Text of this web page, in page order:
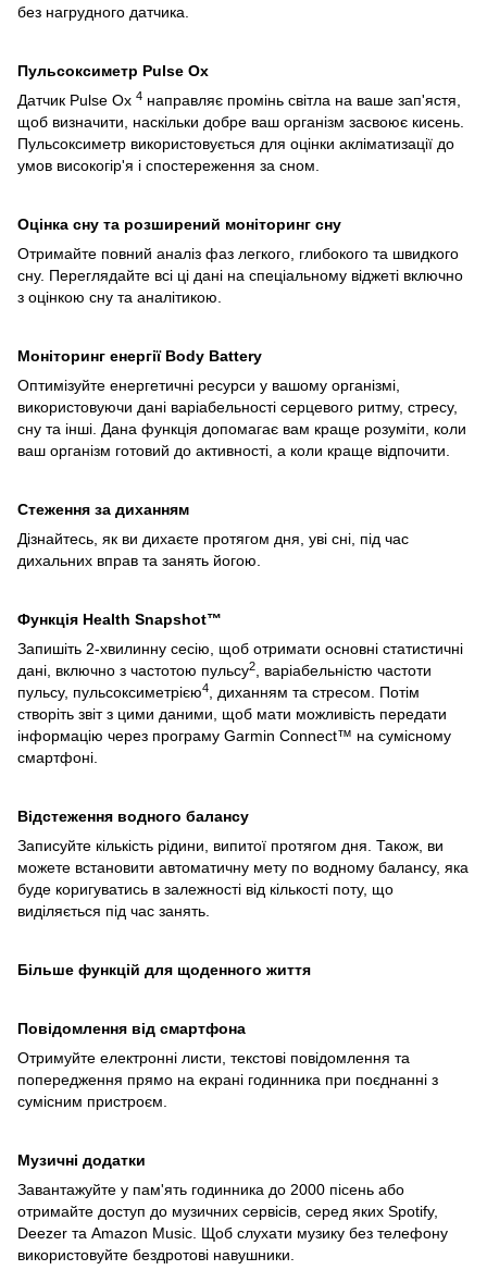
без нагрудного датчика.
Пульсоксиметр Pulse Ox
Датчик Pulse Ox 4 направляє промінь світла на ваше зап'ястя,
щоб визначити, наскільки добре ваш організм засвоює кисень.
Пульсоксиметр використовується для оцінки акліматизації до
умов високогір'я і спостереження за сном.
Оцінка сну та розширений моніторинг сну
Отримайте повний аналіз фаз легкого, глибокого та швидкого
сну. Переглядайте всі ці дані на спеціальному віджеті включно
з оцінкою сну та аналітикою.
Моніторинг енергії Body Battery
Оптимізуйте енергетичні ресурси у вашому організмі,
використовуючи дані варіабельності серцевого ритму, стресу,
сну та інші. Дана функція допомагає вам краще розуміти, коли
ваш організм готовий до активності, а коли краще відпочити.
Стеження за диханням
Дізнайтесь, як ви дихаєте протягом дня, уві сні, під час
дихальних вправ та занять йогою.
Функція Health Snapshot™
Запишіть 2-хвилинну сесію, щоб отримати основні статистичні
дані, включно з частотою пульсу2, варіабельністю частоти
пульсу, пульсоксиметрією4, диханням та стресом. Потім
створіть звіт з цими даними, щоб мати можливість передати
інформацію через програму Garmin Connect™ на сумісному
смартфоні.
Відстеження водного балансу
Записуйте кількість рідини, випитої протягом дня. Також, ви
можете встановити автоматичну мету по водному балансу, яка
буде коригуватись в залежності від кількості поту, що
виділяється під час занять.
Більше функцій для щоденного життя
Повідомлення від смартфона
Отримуйте електронні листи, текстові повідомлення та
попередження прямо на екрані годинника при поєднанні з
сумісним пристроєм.
Музичні додатки
Завантажуйте у пам'ять годинника до 2000 пісень або
отримайте доступ до музичних сервісів, серед яких Spotify,
Deezer та Amazon Music. Щоб слухати музику без телефону
використовуйте бездротові навушники.